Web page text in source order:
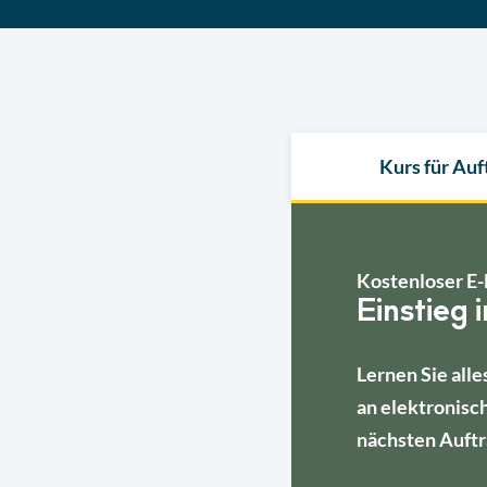
Kurs für
Kostenloser
Einstieg
Lernen Sie
an
nächsten